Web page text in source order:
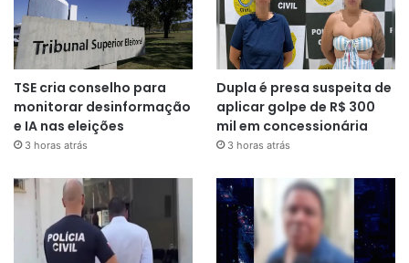
TSE cria conselho para
monitorar desinformação
e IA nas eleições
3 horas atrás
Dupla é presa suspeita de
aplicar golpe de R$ 300
mil em concessionária
3 horas atrás